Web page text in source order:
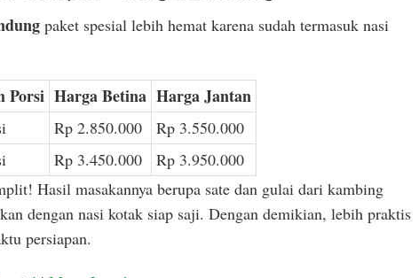
paket spesial lebih hemat karena sudah termasuk nasi
Porsi Harga Betina Harga Jantan
Rp 2.850.000
Rp 3.550.000
Rp 3.450.000
Rp 3.950.000
Hasil masakannya berupa sate dan gulai dari kambing
dengan nasi kotak siap saji. Dengan demikian, lebih praktis
persiapan.